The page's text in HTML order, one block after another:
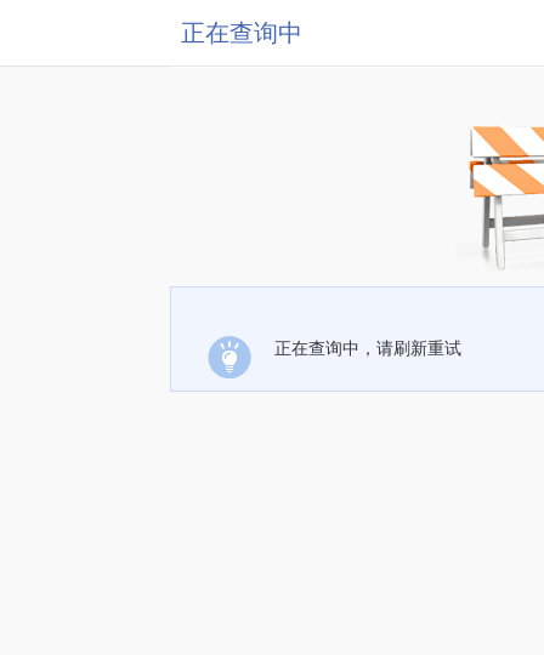
正在查询中
正在查询中，请刷新重试